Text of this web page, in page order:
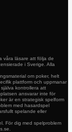
våra läsare att följa de
i Sverige. Alla
om poker, helt
plattform och uppmanar
kontrollera att
ansvarar inte för
är en strategisk spelform
med hasardspel
spelande eller
För dig med spelproblem